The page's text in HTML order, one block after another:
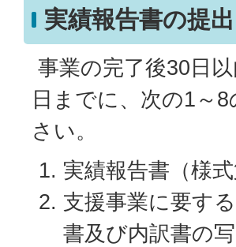
実績報告書の提出
事業の完了後30日
日までに、次の1～
さい。
実績報告書（様式
支援事業に要す
書及び内訳書の